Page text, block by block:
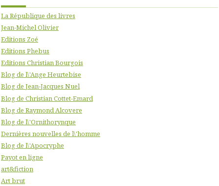
La République des livres
Jean-Michel Olivier
Editions Zoé
Editions Phebus
Editions Christian Bourgois
Blog de l\'Ange Heurtebise
Blog de Jean-Jacques Nuel
Blog de Christian Cottet-Emard
Blog de Raymond Alcovere
Blog de l\'Ornithorynque
Dernières nouvelles de l\'homme
Blog de l\'Apocryphe
Payot en ligne
art&fiction
Art brut